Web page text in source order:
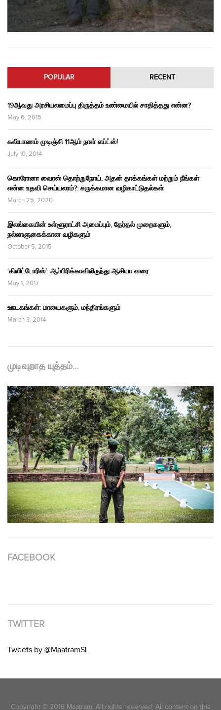
POPULAR RECENT
19ஆவது அரசியலமைப்பு திருத்தம் உண்மையில் சாதித்தது என்ன?
May 6, 2015
கலியாணம் முடிஞ்சி 11ஆம் நாள் எய்ட்ஸ்!
July 10, 2014
கொரோனா வைரஸ் தொற்றுநோய், அதன் தாக்கங்கள் மற்றும் நீங்கள்
என்ன உதவி செய்யலாம்?: சுருக்கமான வழிகாட்டுதல்கள்
March 25, 2020
இலங்கையின் உள்ளூராட்சி அமைப்பும், தேர்தல் முறைகளும்,
நல்லாளுகைக்கான வழிகளும்
October 5, 2015
‘கிளிட்டோரிஸ்’: ஆப்பிரிக்காவிலிருந்து ஆசியா வரை
May 1, 2017
ஊடகங்கள்: மாயைகளும், மந்திரங்களும்
March 3, 2014
முடிவுறாத யுத்தம்…
FACEBOOK
TWITTER
Tweets by @MaatramSL
Copyright © 2016 Maatram. All rights reserved. All content on this